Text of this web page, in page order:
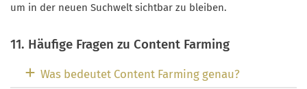
um in der neuen Suchwelt sichtbar zu bleiben.
11. Häufige Fragen zu Content Farming
Was bedeutet Content Farming genau?